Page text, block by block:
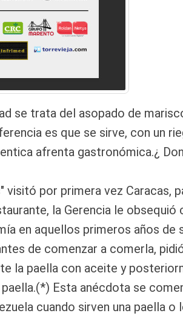
se trata del asopado de
es que se sirve, con un
afrenta gastronómica.¿
por primera vez Caracas,
la Gerencia le obsequió
en aquellos primeros años
de comenzar a comerla,
la paella con aceite y
Esta anécdota se
cuando sirven una paella